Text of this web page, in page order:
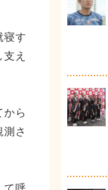
寝す
え
ら
さ